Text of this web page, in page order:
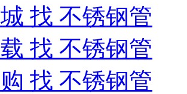
找 不锈钢管
找 不锈钢管
找 不锈钢管